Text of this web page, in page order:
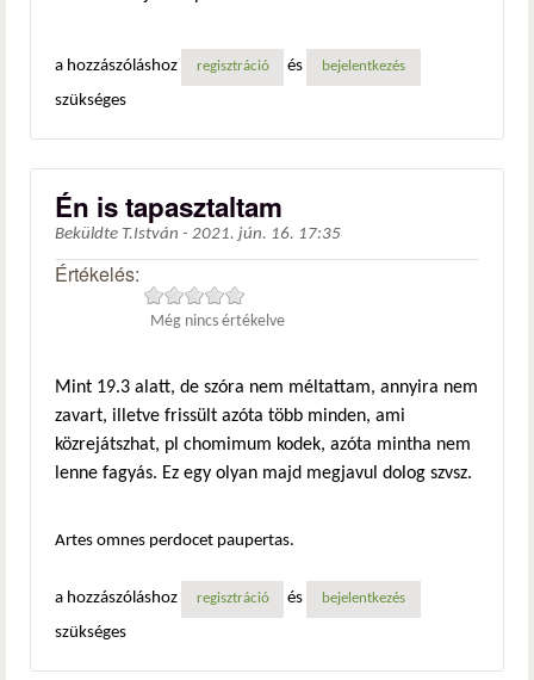
a hozzászóláshoz regisztráció és bejelentkezés
szükséges
Én is tapasztaltam
Beküldte T.István - 2021. jún. 16. 17:35
Értékelés:
Még nincs értékelve
Mint 19.3 alatt, de szóra nem méltattam, annyira nem
zavart, illetve frissült azóta több minden, ami
közrejátszhat, pl chomimum kodek, azóta mintha nem
lenne fagyás. Ez egy olyan majd megjavul dolog szvsz.
Artes omnes perdocet paupertas.
a hozzászóláshoz regisztráció és bejelentkezés
szükséges